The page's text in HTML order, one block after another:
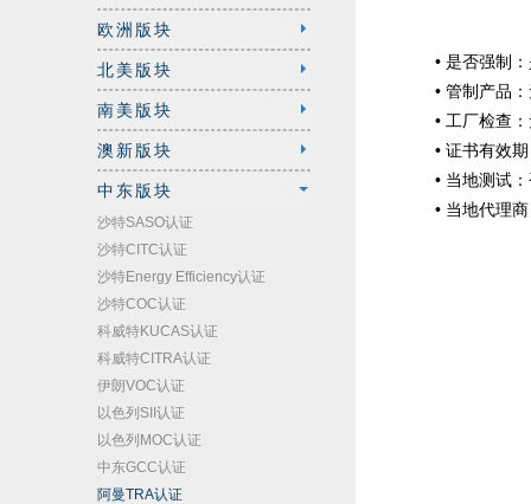
欧洲版块
北美版块
南美版块
澳新版块
中东版块
沙特SASO认证
沙特CITC认证
沙特Energy Efficiency认证
沙特COC认证
科威特KUCAS认证
科威特CITRA认证
伊朗VOC认证
以色列SII认证
以色列MOC认证
中东GCC认证
阿曼TRA认证
• 是否强制
• 管制产品
• 工厂检查
• 证书有效
• 当地测试
• 当地代理